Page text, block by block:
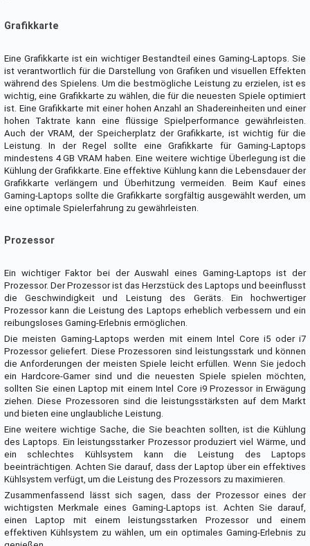
Grafikkarte
Eine Grafikkarte ist ein wichtiger Bestandteil eines Gaming-Laptops. Sie
ist verantwortlich für die Darstellung von Grafiken und visuellen Effekten
während des Spielens. Um die bestmögliche Leistung zu erzielen, ist es
wichtig, eine Grafikkarte zu wählen, die für die neuesten Spiele optimiert
ist. Eine Grafikkarte mit einer hohen Anzahl an Shadereinheiten und einer
hohen Taktrate kann eine flüssige Spielperformance gewährleisten.
Auch der VRAM, der Speicherplatz der Grafikkarte, ist wichtig für die
Leistung. In der Regel sollte eine Grafikkarte für Gaming-Laptops
mindestens 4 GB VRAM haben. Eine weitere wichtige Überlegung ist die
Kühlung der Grafikkarte. Eine effektive Kühlung kann die Lebensdauer der
Grafikkarte verlängern und Überhitzung vermeiden. Beim Kauf eines
Gaming-Laptops sollte die Grafikkarte sorgfältig ausgewählt werden, um
eine optimale Spielerfahrung zu gewährleisten.
Prozessor
Ein wichtiger Faktor bei der Auswahl eines Gaming-Laptops ist der
Prozessor. Der Prozessor ist das Herzstück des Laptops und beeinflusst
die Geschwindigkeit und Leistung des Geräts. Ein hochwertiger
Prozessor kann die Leistung des Laptops erheblich verbessern und ein
reibungsloses Gaming-Erlebnis ermöglichen.
Die meisten Gaming-Laptops werden mit einem Intel Core i5 oder i7
Prozessor geliefert. Diese Prozessoren sind leistungsstark und können
die Anforderungen der meisten Spiele leicht erfüllen. Wenn Sie jedoch
ein Hardcore-Gamer sind und die neuesten Spiele spielen möchten,
sollten Sie einen Laptop mit einem Intel Core i9 Prozessor in Erwägung
ziehen. Diese Prozessoren sind die leistungsstärksten auf dem Markt
und bieten eine unglaubliche Leistung.
Eine weitere wichtige Sache, die Sie beachten sollten, ist die Kühlung
des Laptops. Ein leistungsstarker Prozessor produziert viel Wärme, und
ein schlechtes Kühlsystem kann die Leistung des Laptops
beeinträchtigen. Achten Sie darauf, dass der Laptop über ein effektives
Kühlsystem verfügt, um die Leistung des Prozessors zu maximieren.
Zusammenfassend lässt sich sagen, dass der Prozessor eines der
wichtigsten Merkmale eines Gaming-Laptops ist. Achten Sie darauf,
einen Laptop mit einem leistungsstarken Prozessor und einem
effektiven Kühlsystem zu wählen, um ein optimales Gaming-Erlebnis zu